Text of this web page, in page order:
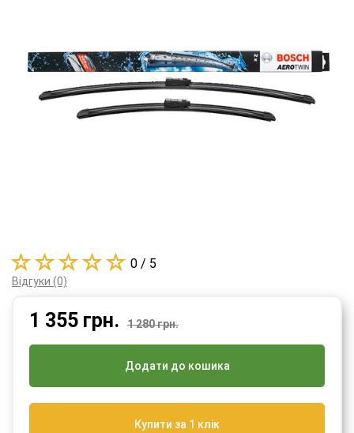
1 355 грн. 1 280 грн.
Додати до кошика
Купити за 1 клік
0 / 5
Відгуки (0)